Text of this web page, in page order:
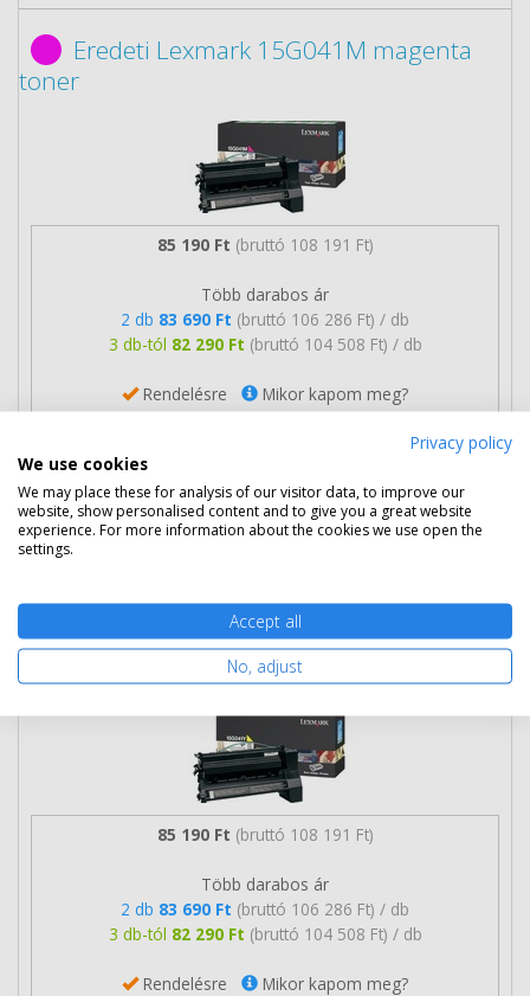
Eredeti Lexmark 15G041M magenta
toner
85 190 Ft (bruttó 108 191 Ft)
Több darabos ár
2 db 83 690 Ft (bruttó 106 286 Ft) / db
3 db-tól 82 290 Ft (bruttó 104 508 Ft) / db
Rendelésre Mikor kapom meg?
Eredeti Lexmark 15G041Y sárga toner
85 190 Ft (bruttó 108 191 Ft)
Több darabos ár
2 db 83 690 Ft (bruttó 106 286 Ft) / db
3 db-tól 82 290 Ft (bruttó 104 508 Ft) / db
Rendelésre Mikor kapom meg?
Privacy policy
We use cookies
We may place these for analysis of our visitor data, to improve our
website, show personalised content and to give you a great website
experience. For more information about the cookies we use open the
settings.
Accept all
No, adjust